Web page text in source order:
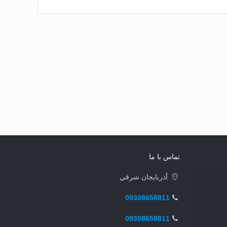
تماس با ما
آذربايجان شرقي
09308658811
09308658811